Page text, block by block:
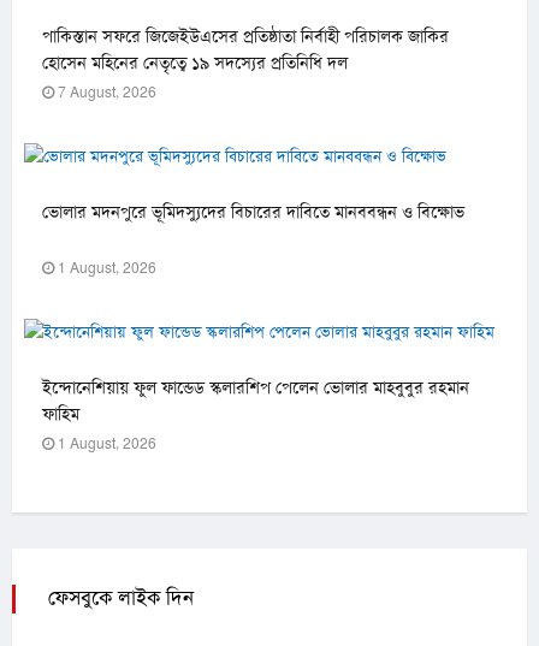
পাকিস্তান সফরে জিজেইউএসের প্রতিষ্ঠাতা নির্বাহী পরিচালক জাকির
হোসেন মহিনের নেতৃত্বে ১৯ সদস্যের প্রতিনিধি দল
7 August, 2026
ভোলার মদনপুরে ভূমিদস্যুদের বিচারের দাবিতে মানববন্ধন ও বিক্ষোভ
1 August, 2026
ইন্দোনেশিয়ায় ফুল ফান্ডেড স্কলারশিপ পেলেন ভোলার মাহবুবুর রহমান
ফাহিম
1 August, 2026
ফেসবুকে লাইক দিন